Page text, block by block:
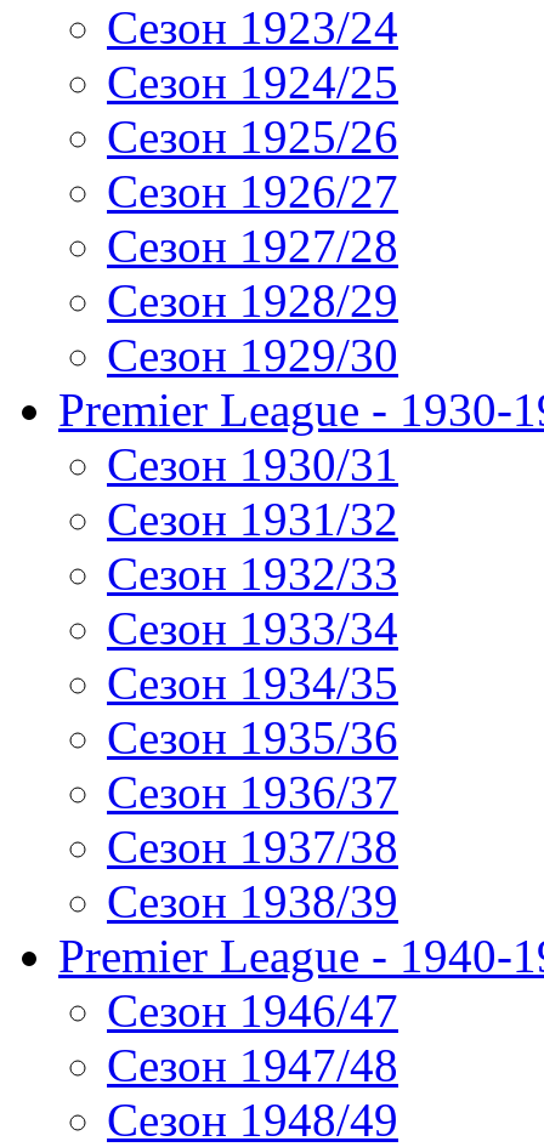
Сезон 1923/24
Сезон 1924/25
Сезон 1925/26
Сезон 1926/27
Сезон 1927/28
Сезон 1928/29
Сезон 1929/30
Premier League - 1930-
Сезон 1930/31
Сезон 1931/32
Сезон 1932/33
Сезон 1933/34
Сезон 1934/35
Сезон 1935/36
Сезон 1936/37
Сезон 1937/38
Сезон 1938/39
Premier League - 1940-
Сезон 1946/47
Сезон 1947/48
Сезон 1948/49